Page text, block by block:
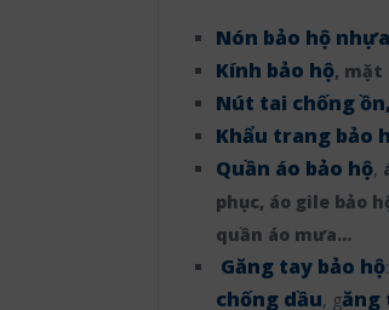
Nón bảo hộ nhựa
Kính bảo hộ, mặt
Nút tai chống
Khẩu trang bảo
Quần áo bảo hộ,
phục, áo gile bảo
quần áo mưa…
Găng tay bảo hộ:
chống dầu, găng